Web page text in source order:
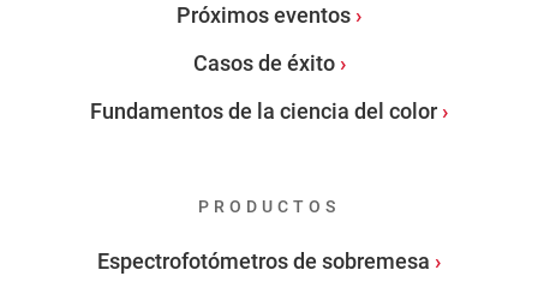
Próximos eventos
Casos de éxito
Fundamentos de la ciencia del color
PRODUCTOS
Espectrofotómetros de sobremesa